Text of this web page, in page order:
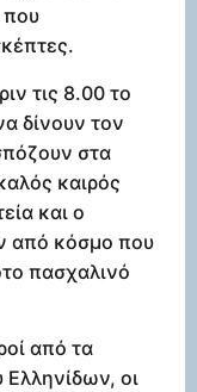
που
τις 8.00 το
δίνουν τον
στα
καιρός
και ο
από κόσμο που
πασχαλινό
από τα
Ελληνίδων, οι